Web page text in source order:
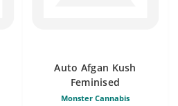
Auto Afgan Kush
Feminised
Monster Cannabis